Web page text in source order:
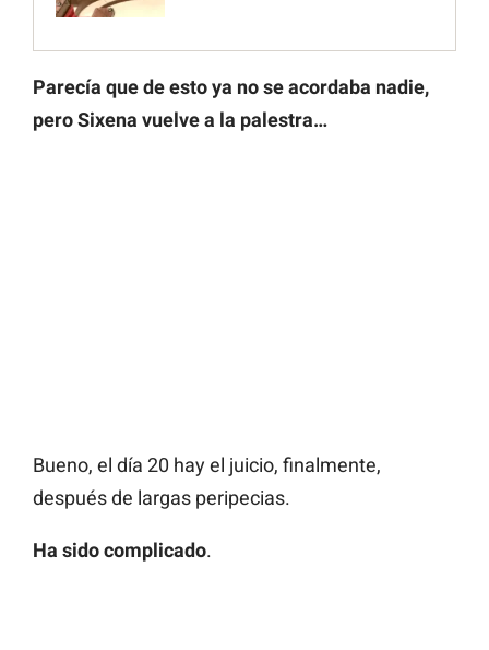
Parecía que de esto ya no se acordaba nadie,
pero Sixena vuelve a la palestra…
Bueno, el día 20 hay el juicio, finalmente,
después de largas peripecias.
Ha sido complicado.